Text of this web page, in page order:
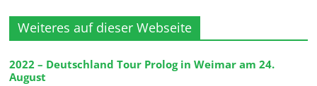
Weiteres auf dieser Webseite
2022 – Deutschland Tour Prolog in Weimar am 24.
August